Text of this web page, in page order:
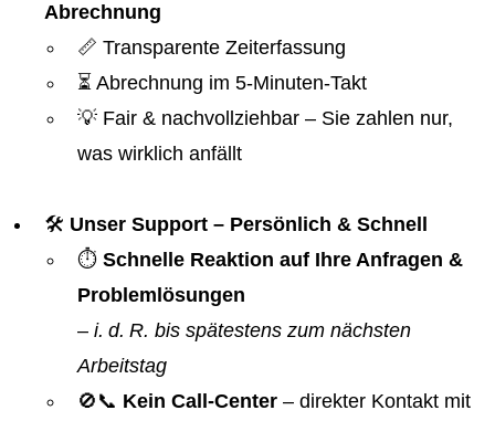
Abrechnung
📏 Transparente Zeiterfassung
⏳ Abrechnung im 5-Minuten-Takt
💡 Fair & nachvollziehbar – Sie zahlen nur,
was wirklich anfällt
🛠️ Unser Support – Persönlich & Schnell
⏱️ Schnelle Reaktion auf Ihre Anfragen &
Problemlösungen
– i. d. R. bis spätestens zum nächsten
Arbeitstag
🚫📞 Kein Call-Center – direkter Kontakt mit